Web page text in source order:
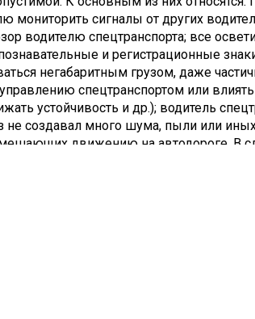
мониторить сигналы от других
водителю спецтранспорта; все
и регистрационные
негабаритным грузом, даже
спецтранспортом или
устойчивость и др.); водитель
не создавал много шума, пыли или
движению на автодороге. В